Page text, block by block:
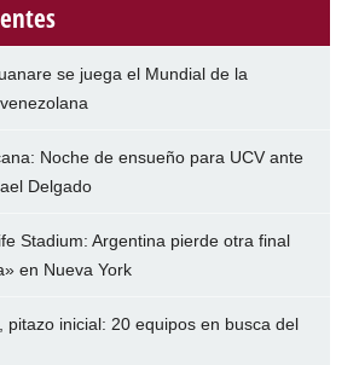
se juega el Mundial de la
Noche de ensueño para UCV ante
Delgado
Stadium: Argentina pierde otra final
en Nueva York
pitazo inicial: 20 equipos en busca del